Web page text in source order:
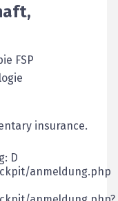
,
FSP
insurance.
D
anmeldung.php